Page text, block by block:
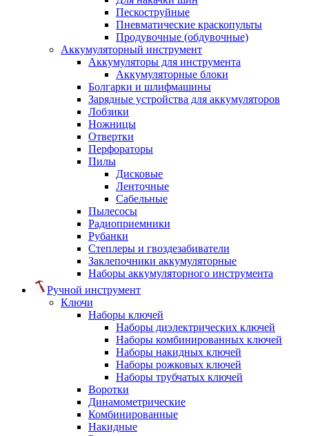
Пескоструйные
Пневматические краскопульты
Продувочные (обдувочные)
Аккумуляторный инструмент
Аккумуляторы для инструмента
Аккумуляторные блоки
Болгарки и шлифмашины
Зарядные устройства для аккумуляторов
Лобзики
Ножницы
Отвертки
Перфораторы
Пилы
Дисковые
Ленточные
Сабельные
Пылесосы
Радиоприемники
Рубанки
Степлеры и гвоздезабиватели
Заклепочники аккумуляторные
Наборы аккумуляторного инструмента
Ручной инструмент
Ключи
Наборы ключей
Наборы диэлектрических ключей
Наборы комбинированных ключей
Наборы накидных ключей
Наборы рожковых ключей
Наборы трубчатых ключей
Воротки
Динамометрические
Комбинированные
Накидные